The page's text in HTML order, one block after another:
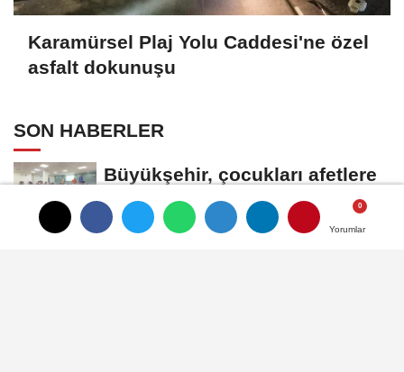
Yorumlar
Yorumlar
Karamürsel Plaj Yolu Caddesi'ne özel
asfalt dokunuşu
SON HABERLER
Büyükşehir, çocukları afetlere
karşı bilinçlendiriyor
Gökeyüp Mahallesi'nin Su